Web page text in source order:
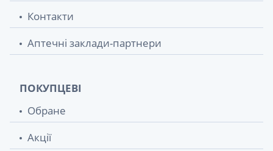
Контакти
Аптечні заклади-партнери
ПОКУПЦЕВІ
Обране
Акції